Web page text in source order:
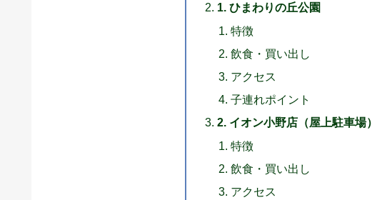
1. ひまわりの丘公園
特徴
飲食・買い出し
アクセス
子連れポイント
2. イオン小野店（屋上駐車場）
特徴
飲食・買い出し
アクセス